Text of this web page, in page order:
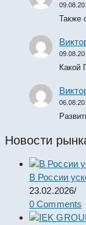
Также
Какой
Новости
В России
23.02.2026/
0 Comments